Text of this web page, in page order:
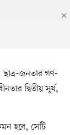
ছাত্র-জনতার গণ-
দ্বিতীয় সূর্য,
হবে, সেটি